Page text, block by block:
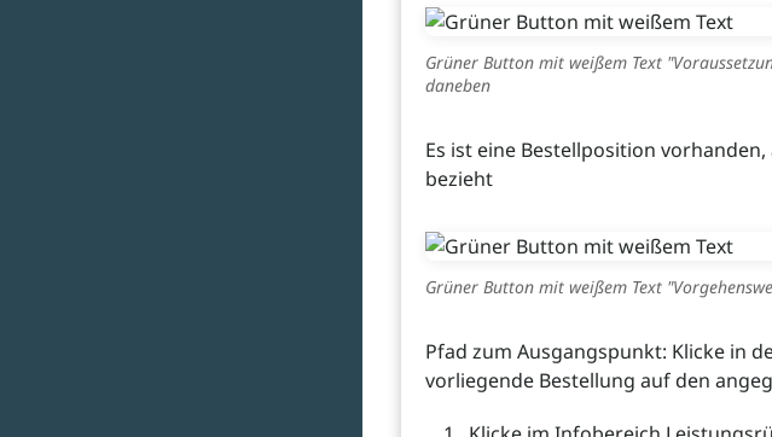
Grüner Button mit weißem Text
daneben
Es ist eine Bestellposition
bezieht
Grüner Button mit weißem Text
Pfad zum Ausgangspunkt: Klicke in
vorliegende Bestellung auf den